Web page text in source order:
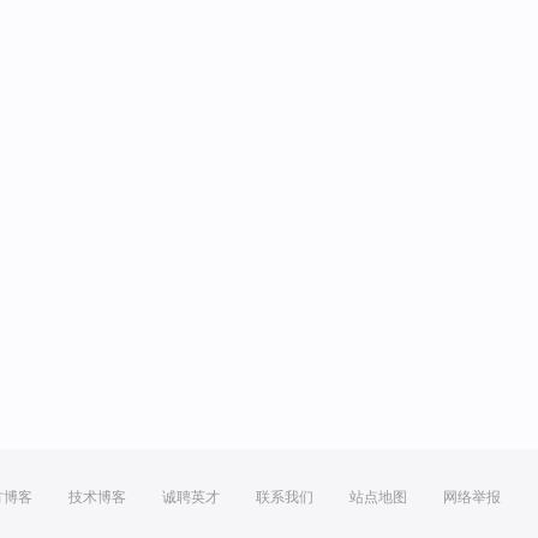
博客 技术博客 诚聘英才 联系我们 站点地图 网络举报